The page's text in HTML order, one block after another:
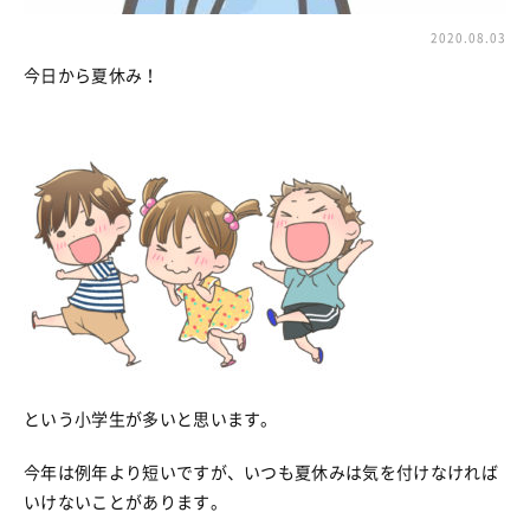
2020.08.03
今日から夏休み！
という小学生が多いと思います。
今年は例年より短いですが、いつも夏休みは気を付けなければ
いけないことがあります。